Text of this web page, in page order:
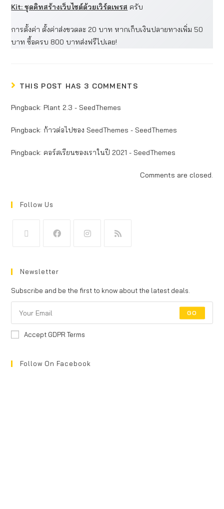
Kit: ชุดคิทสร้างเว็บไซต์ด้วยเวิร์ดเพรส ครับ
การตั้งค่า ตั้งค่าส่งขวดละ 20 บาท หากเก็บเงินปลายทางเพิ่ม 50
บาท ซื้อครบ 800 บาทส่งฟรีไปเลย!
THIS POST HAS 3 COMMENTS
Pingback: Plant 2.3 - SeedThemes
Pingback: ก้าวต่อไปของ SeedThemes - SeedThemes
Pingback: คอร์สเรียนของเราในปี 2021 - SeedThemes
Comments are closed.
Follow Us
Newsletter
Subscribe and be the first to know about the latest deals.
GO
Accept GDPR Terms
Follow On Facebook